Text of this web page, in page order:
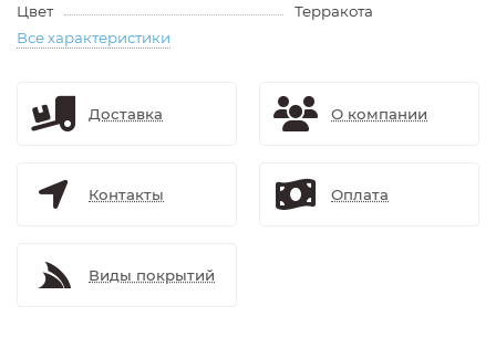
Цвет
Терракота
Все характеристики
Доставка О компании
Контакты Оплата
Виды покрытий